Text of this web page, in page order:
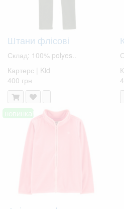
Штани флісові
Склад: 100% polyes..
Картерс | Kid
400 грн
новинка!